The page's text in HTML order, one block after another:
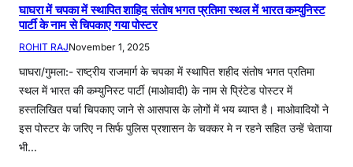
घाघरा में चपका में स्थापित शाहिद संतोष भगत प्रतिमा स्थल में भारत कम्युनिस्ट
पार्टी के नाम से चिपकाए गया पोस्टर
ROHIT RAJNovember 1, 2025
घाघरा/गुमला:- राष्ट्रीय राजमार्ग के चपका में स्थापित शहीद संतोष भगत प्रतिमा
स्थल में भारत की कम्युनिस्ट पार्टी (माओवादी) के नाम से प्रिंटेड पोस्टर में
हस्तलिखित पर्चा चिपकाए जाने से आसपास के लोगों में भय ब्याप्त है। माओवादियों ने
इस पोस्टर के जरिए न सिर्फ पुलिस प्रशासन के चक्कर मे न रहने सहित उन्हें चेताया
भी…